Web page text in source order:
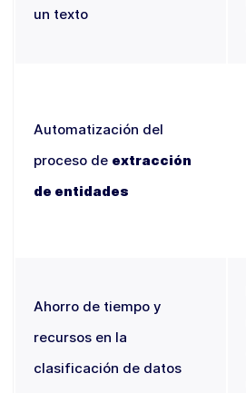
un texto
Automatización del
proceso de extracción
de entidades
Ahorro de tiempo y
recursos en la
clasificación de datos